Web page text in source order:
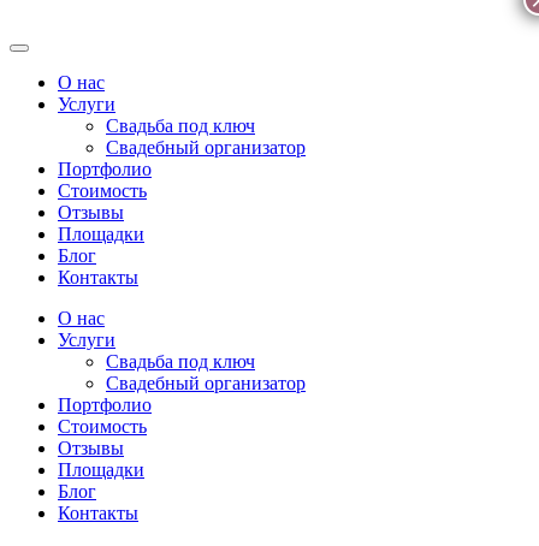
О нас
Услуги
Свадьба под ключ
Свадебный организатор
Портфолио
Стоимость
Отзывы
Площадки
Блог
Контакты
О нас
Услуги
Свадьба под ключ
Свадебный организатор
Портфолио
Стоимость
Отзывы
Площадки
Блог
Контакты